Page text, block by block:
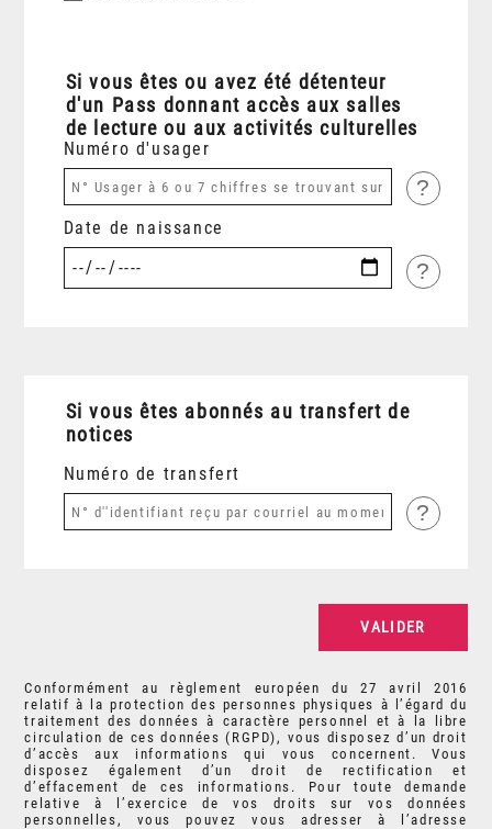
Si vous êtes ou avez été détenteur
d'un Pass donnant accès aux salles
de lecture ou aux activités culturelles
Numéro d'usager
?
Date de naissance
?
Si vous êtes abonnés au transfert de
notices
Numéro de transfert
?
Conformément au règlement européen du 27 avril 2016
relatif à la protection des personnes physiques à l’égard du
traitement des données à caractère personnel et à la libre
circulation de ces données (RGPD), vous disposez d’un droit
d’accès aux informations qui vous concernent. Vous
disposez également d’un droit de rectification et
d’effacement de ces informations. Pour toute demande
relative à l’exercice de vos droits sur vos données
personnelles, vous pouvez vous adresser à l’adresse